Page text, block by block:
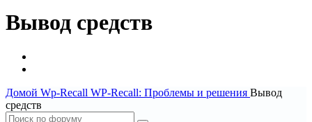
Вывод средств
Домой Wp-Recall WP-Recall: Проблемы и решения Вывод
средств